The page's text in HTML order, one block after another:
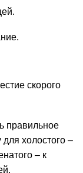
скорого
правильное
холостого –
– к